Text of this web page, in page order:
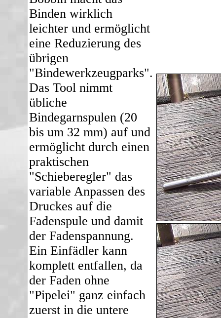
Binden wirklich
leichter und ermöglicht
eine Reduzierung des
übrigen
"Bindewerkzeugparks".
Das Tool nimmt
übliche
Bindegarnspulen (20
bis um 32 mm) auf und
ermöglicht durch einen
praktischen
"Schieberegler" das
variable Anpassen des
Druckes auf die
Fadenspule und damit
der Fadenspannung.
Ein Einfädler kann
komplett entfallen, da
der Faden ohne
"Pipelei" ganz einfach
zuerst in die untere